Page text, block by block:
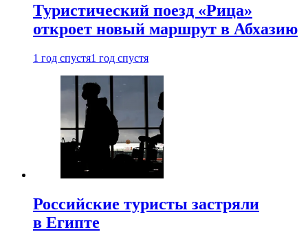
Туристический поезд «Рица»
откроет новый маршрут в Абхазию
1 год спустя1 год спустя
Российские туристы застряли
в Египте